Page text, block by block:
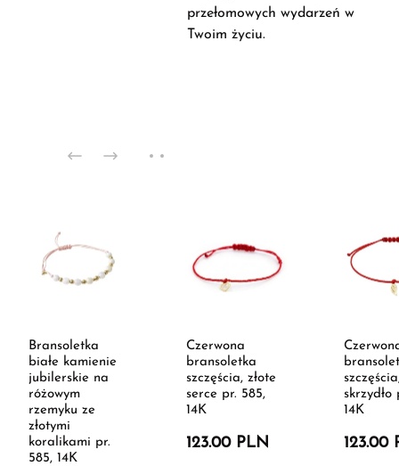
przełomowych wydarzeń w
Twoim życiu.
Bransoletka
białe kamienie
jubilerskie na
różowym
rzemyku ze
złotymi
koralikami pr.
585, 14K
Czerwona
bransoletka
szczęścia, złote
serce pr. 585,
14K
123.00 PLN
skrzydło
14K
123.00